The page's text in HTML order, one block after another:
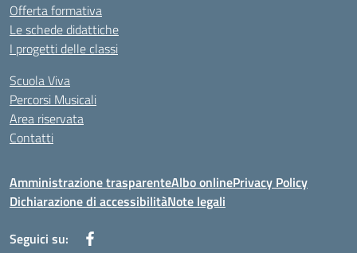
Offerta formativa
Le schede didattiche
I progetti delle classi
Scuola Viva
Percorsi Musicali
Area riservata
Contatti
Amministrazione trasparenteAlbo onlinePrivacy Policy
Dichiarazione di accessibilitàNote legali
Seguici su: